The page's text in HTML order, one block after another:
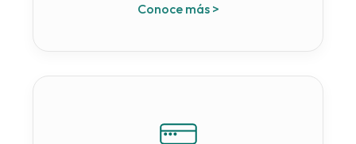
Conoce más >